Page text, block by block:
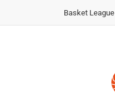
Basket League